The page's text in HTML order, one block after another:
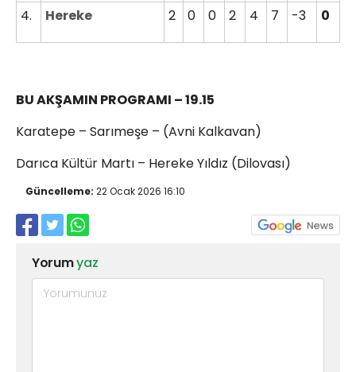
4. Hereke 2 0 0 2 4 7 -3 0
BU AKŞAMIN PROGRAMI – 19.15
Karatepe – Sarımeşe – (Avni Kalkavan)
Darıca Kültür Martı – Hereke Yıldız (Dilovası)
Güncelleme: 22 Ocak 2026 16:10
Yorumyaz